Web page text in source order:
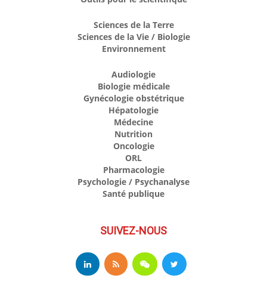
Sciences de la Terre
Sciences de la Vie / Biologie
Environnement
Audiologie
Biologie médicale
Gynécologie obstétrique
Hépatologie
Médecine
Nutrition
Oncologie
ORL
Pharmacologie
Psychologie / Psychanalyse
Santé publique
SUIVEZ-NOUS